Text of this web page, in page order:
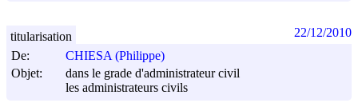
De:
CHIESA (Philippe)
Objet:
dans le grade d'administrateur civil
les administrateurs civils
titularisation 22/12/2010